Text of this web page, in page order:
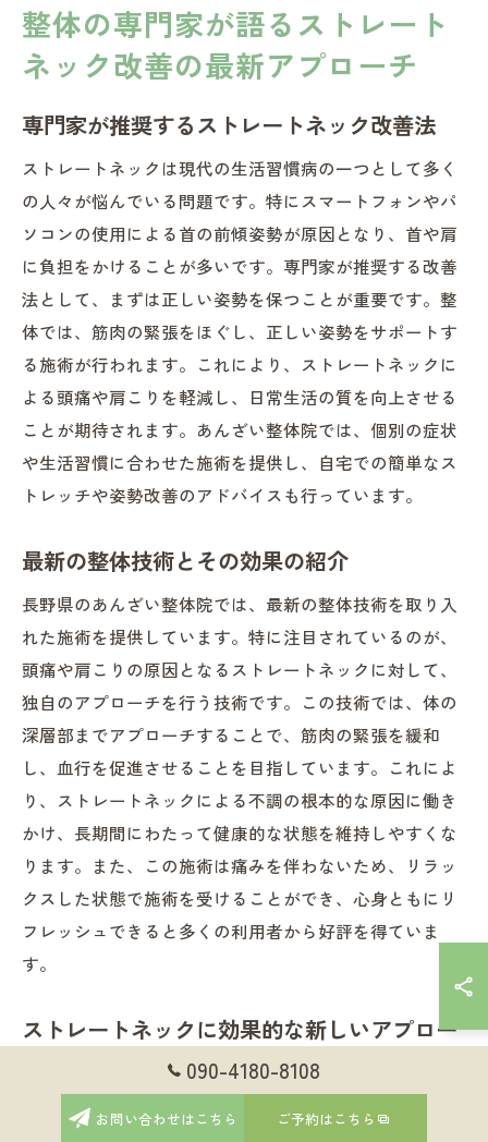
整体の専門家が語るストレート
ネック改善の最新アプローチ
専門家が推奨するストレートネック改善法
ストレートネックは現代の生活習慣病の一つとして多く
の人々が悩んでいる問題です。特にスマートフォンやパ
ソコンの使用による首の前傾姿勢が原因となり、首や肩
に負担をかけることが多いです。専門家が推奨する改善
法として、まずは正しい姿勢を保つことが重要です。整
体では、筋肉の緊張をほぐし、正しい姿勢をサポートす
る施術が行われます。これにより、ストレートネックに
よる頭痛や肩こりを軽減し、日常生活の質を向上させる
ことが期待されます。あんざい整体院では、個別の症状
や生活習慣に合わせた施術を提供し、自宅での簡単なス
トレッチや姿勢改善のアドバイスも行っています。
最新の整体技術とその効果の紹介
長野県のあんざい整体院では、最新の整体技術を取り入
れた施術を提供しています。特に注目されているのが、
頭痛や肩こりの原因となるストレートネックに対して、
独自のアプローチを行う技術です。この技術では、体の
深層部までアプローチすることで、筋肉の緊張を緩和
し、血行を促進させることを目指しています。これによ
り、ストレートネックによる不調の根本的な原因に働き
かけ、長期間にわたって健康的な状態を維持しやすくな
ります。また、この施術は痛みを伴わないため、リラッ
クスした状態で施術を受けることができ、心身ともにリ
フレッシュできると多くの利用者から好評を得ていま
す。
ストレートネックに効果的な新しいアプロー
ストレートネックは現代社会において多くの人々が抱え
る悩みの一つです。スマートフォンやパソコンの使用が
090-4180-8108
お問い合わせはこちら ご予約はこちら